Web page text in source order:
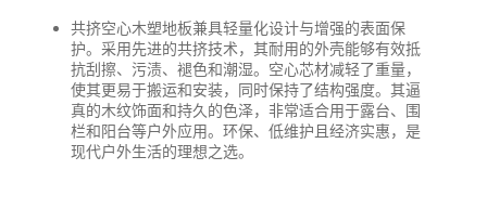
共挤空心木塑地板兼具轻量化设计与增强的表面保
护。采用先进的共挤技术，其耐用的外壳能够有效抵
抗刮擦、污渍、褪色和潮湿。空心芯材减轻了重量，
使其更易于搬运和安装，同时保持了结构强度。其逼
真的木纹饰面和持久的色泽，非常适合用于露台、围
栏和阳台等户外应用。环保、低维护且经济实惠，是
现代户外生活的理想之选。